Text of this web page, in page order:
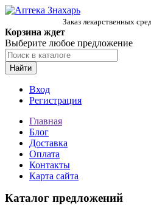
Заказ лекарственных
Корзина ждет
Выберите любое предложение
Найти
Вход
Регистрация
Главная
Блог
Доставка
Оплата
Контакты
Карта сайта
Каталог предложений